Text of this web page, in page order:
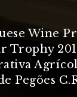
Wine
Trophy
Pegões